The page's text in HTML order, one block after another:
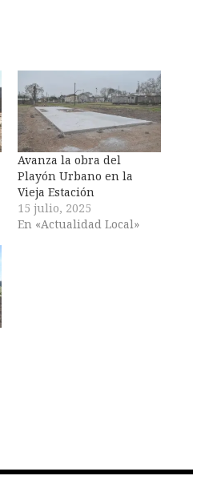
Avanza la obra del
Playón Urbano en la
Vieja Estación
15 julio, 2025
En «Actualidad Local»